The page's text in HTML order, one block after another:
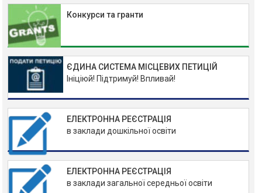
Конкурси та гранти
ЄДИНА СИСТЕМА МІСЦЕВИХ ПЕТИЦІЙ
Ініціюй! Підтримуй! Впливай!
ЕЛЕКТРОННА РЕЄСТРАЦІЯ
в заклади дошкільної освіти
ЕЛЕКТРОННА РЕЄСТРАЦІЯ
в заклади загальної середньої освіти